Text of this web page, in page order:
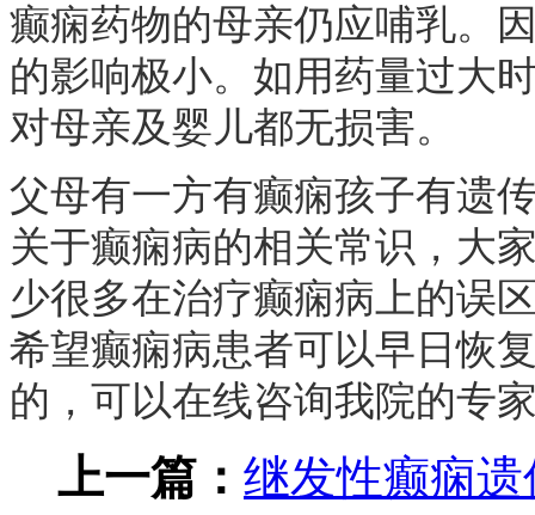
癫痫药物的母亲仍应哺乳。
的影响极小。如用药量过大
对母亲及婴儿都无损害。
父母有一方有癫痫孩子有遗
关于癫痫病的相关常识，大
少很多在治疗癫痫病上的误
希望癫痫病患者可以早日恢
的，可以在线咨询我院的专
上一篇： 继发性癫痫遗